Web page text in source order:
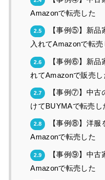
Amazonで転売した
2.5
【事例⑤】新品
入れてAmazonで転売
2.6
【事例⑥】新品
れてAmazonで販売し
2.7
【事例⑦】中古
けてBUYMAで転売し
2.8
【事例⑧】洋服
Amazonで転売した
2.9
【事例⑨】中古
Amazonで転売した